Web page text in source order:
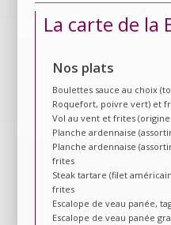
La carte de la
Nos plats
Boulettes sauce au choix
Roquefort, poivre vert) et
Vol au vent et frites
Planche ardennaise
Planche ardennaise
frites
Steak tartare (filet
frites
Escalope de veau panée,
Escalope de veau panée